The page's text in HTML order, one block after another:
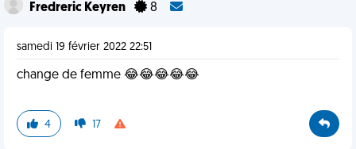
Fredreric Keyren 8
samedi 19 février 2022 22:51
change de femme 😂😂😂😂😂
4 17